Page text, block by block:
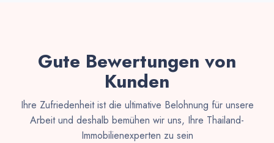
Gute Bewertungen von
Kunden
Ihre Zufriedenheit ist die ultimative Belohnung für unsere
Arbeit und deshalb bemühen wir uns, Ihre Thailand-
Immobilienexperten zu sein